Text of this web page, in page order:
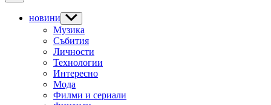
новини Show
sub
menu
Музика
Събития
Личности
Технологии
Интересно
Мода
Филми и сериали